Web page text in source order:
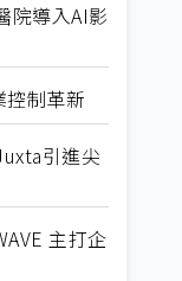
院導入AI影
控制革新
引進尖
主打企